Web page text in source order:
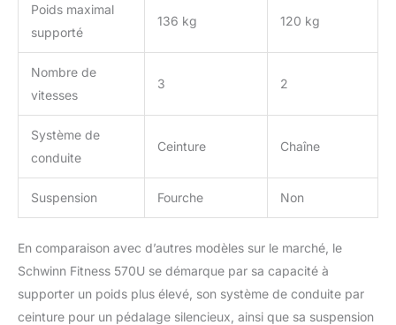
Poids maximal
supporté
136 kg 120 kg
Nombre de
vitesses
3 2
Système de
conduite
Ceinture Chaîne
Suspension Fourche Non
En comparaison avec d’autres modèles sur le marché, le
Schwinn Fitness 570U se démarque par sa capacité à
supporter un poids plus élevé, son système de conduite par
ceinture pour un pédalage silencieux, ainsi que sa suspension